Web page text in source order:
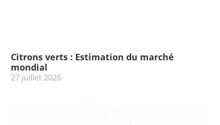
Citrons verts : Estimation du marché
mondial
27 juillet 2026